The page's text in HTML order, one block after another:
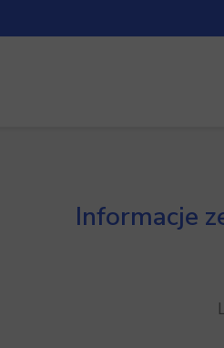
Informacje